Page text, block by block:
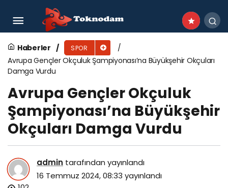
Haberler SPOR
Avrupa Gençler Okçuluk Şampiyonası’na Büyükşehir Okçuları
Damga Vurdu
Avrupa Gençler Okçuluk
Şampiyonası’na Büyükşehir
Okçuları Damga Vurdu
admin tarafından yayınlandı
16 Temmuz 2024, 08:33 yayınlandı
Ege Atletik Spor Kulübü Yıldız Kız Voleybol
Takımı 2023-2024 Sezonu İzmir Şampiyonu
oldu